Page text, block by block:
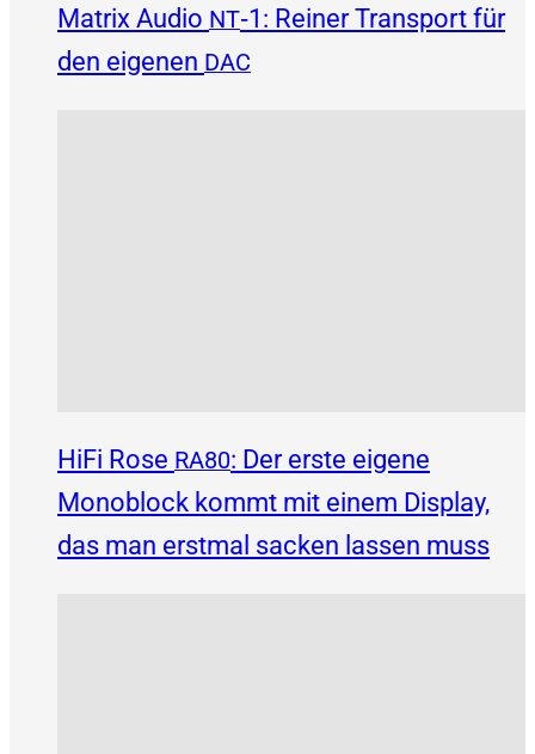
Matrix Audio NT‑1: Reiner Transport für
den eigenen DAC
HiFi Rose RA80: Der erste eigene
Monoblock kommt mit einem Display,
das man erstmal sacken lassen muss